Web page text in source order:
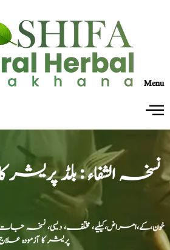
Menu
نسخہ الشفاء : بلڈ پریشر
خون،کے،امراض،کیلیے، مختلف، دیسی، نسخہ
پریشر کا آزمودہ